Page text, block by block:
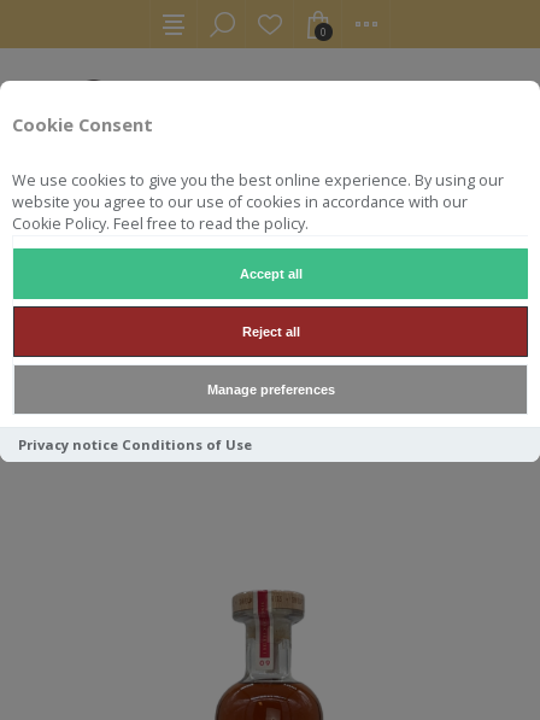
Cookie Consent
We use cookies to give you the best online experience. By using our
website you agree to our use of cookies in accordance with our
Cookie Policy. Feel free to read the policy.
Accept all
Reject all
Manage preferences
Privacy notice Conditions of Use
0
SWELL DE SPIRITS
MACKMYRA 2013 WOTW#9
50CL 53.4°